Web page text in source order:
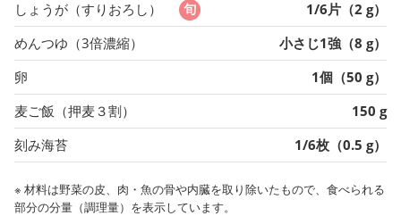
しょうが（すりおろし）
1/6片（2 g）
めんつゆ（3倍濃縮）
小さじ1強（8 g）
卵
1個（50 g）
麦ご飯（押麦３割）
150 g
刻み海苔
1/6枚（0.5 g）
※ 材料は野菜の皮、肉・魚の骨や内臓を取り除いたもので、食べられる
部分の分量（調理量）を表示しています。